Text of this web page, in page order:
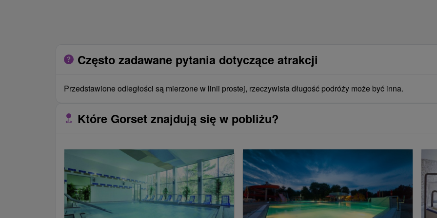
Często zadawane pytania dotyczące atrakcji
Przedstawione odległości są mierzone w linii prostej, rzeczywista długość podróży może być inna.
Które Gorset znajdują się w pobliżu?